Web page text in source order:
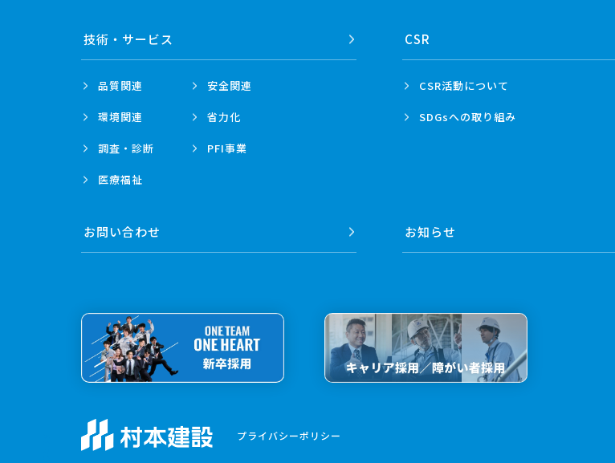
技術・ サービス
品質関連 安全関連
環境関連 省力化
調査・診断 PFI事業
医療福祉
CSR
CSR活動について
SDGsへの取り組み
お問い合わせ お知らせ
プライバシーポリシー